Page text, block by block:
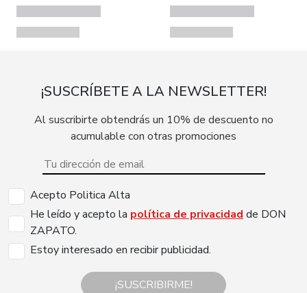
¡SUSCRÍBETE A LA NEWSLETTER!
Al suscribirte obtendrás un 10% de descuento no
acumulable con otras promociones
Acepto Politica Alta
He leído y acepto la política de privacidad de DON
ZAPATO.
Estoy interesado en recibir publicidad.
¡SUSCRIBIRME!